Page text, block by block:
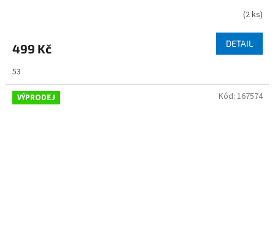
(2 ks)
499 Kč DETAIL
53
VÝPRODEJ Kód: 167574